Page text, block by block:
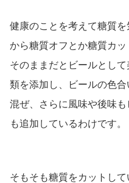
健康のことを考えて糖質
から糖質オフとか糖質カッ
そのままだとビールとし
類を添加し、ビールの色
混ぜ、さらに風味や後味
も追加しているわけです。
そもそも糖質をカットし